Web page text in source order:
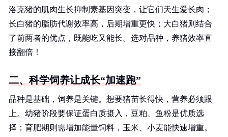
洛克猪的肌肉生长抑制素基因突变，让它们天生爱长肉；
长白猪的脂肪代谢效率高，后期增重更快；大白猪则结合
了前两者的优点，既能吃又能长。选对品种，养猪效率直
接翻倍！
二、科学饲养让成长“加速跑”
品种是基础，饲养是关键。想要猪苗长得快，营养必须跟
上。幼猪阶段要保证蛋白质摄入，豆粕、鱼粉是优质选
择；育肥期则需增加能量饲料，玉米、小麦能快速增重。